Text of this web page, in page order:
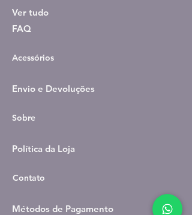
Ver tudo
FAQ
Acessórios
Envio e Devoluções
Sobre
Política da Loja
Contato
Métodos de Pagamento